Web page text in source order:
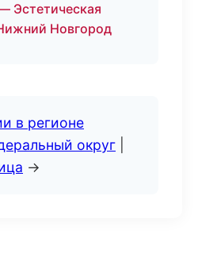
Эстетическая
Новгород
в регионе
округ
→